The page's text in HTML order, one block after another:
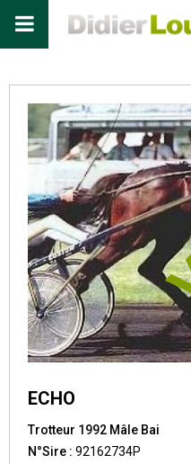
Primary
ECHO
Trotteur 1992 Mâle Bai
N°Sire : 92162734P